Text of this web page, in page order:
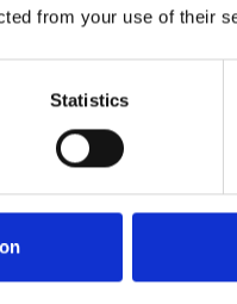
from your use of their
Statistics